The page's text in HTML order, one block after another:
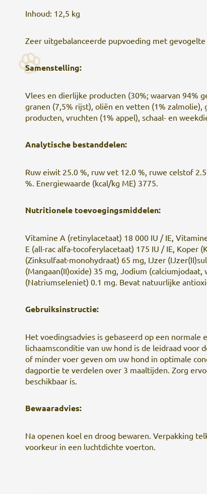
Inhoud: 12,5 kg
Zeer uitgebalanceerde pupvoeding met
Samenstelling:
Vlees en dierlijke producten (30%; waarvan 94%
granen (7,5% rijst), oliën en vetten (1% zalmolie),
producten, vruchten (1% appel), schaal- en
Analytische bestanddelen:
Ruw eiwit 25.0 %, ruw vet 12.0 %, ruwe celstof
%. Energiewaarde (kcal/kg ME) 3775.
Nutritionele toevoegingsmiddelen:
Vitamine A (retinylacetaat) 18 000 IU / IE,
E (all-rac alfa-tocoferylacetaat) 175 IU / IE, Koper
(Zinksulfaat-monohydraat) 65 mg, IJzer
(Mangaan(II)oxide) 35 mg, Jodium
(Natriumseleniet) 0.1 mg. Bevat natuurlijke
Gebruiksinstructie:
Het voedingsadvies is gebaseerd op een normale
lichaamsconditie van uw hond is de leidraad
of minder voer geven om uw hond in optimale
dagportie te verdelen over 3 maaltijden. Zorg
beschikbaar is.
Bewaaradvies:
Na openen koel en droog bewaren. Verpakking
voorkeur in een luchtdichte voerton.